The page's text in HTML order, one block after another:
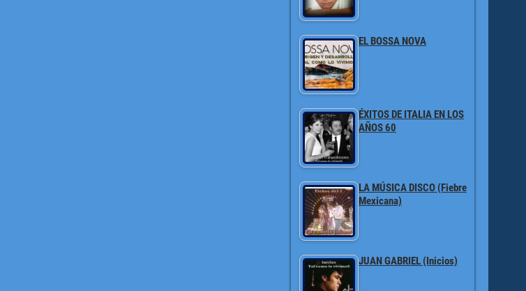
EL BOSSA NOVA
ÉXITOS DE ITALIA EN LOS
AÑOS 60
LA MÚSICA DISCO (Fiebre
Mexicana)
JUAN GABRIEL (Inicios)